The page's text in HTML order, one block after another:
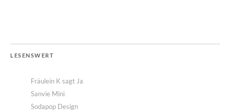
LESENSWERT
Fräulein K sagt Ja
Sanvie Mini
Sodapop Design